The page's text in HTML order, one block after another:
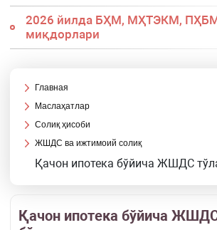
2026 йилда БҲМ, МҲТЭКМ,
миқдорлари
Главная
Маслаҳатлар
Солиқ ҳисоби
ЖШДС ва ижтимоий солиқ
Қачон ипотека бўйича ЖШДС
Қачон ипотека бўйича